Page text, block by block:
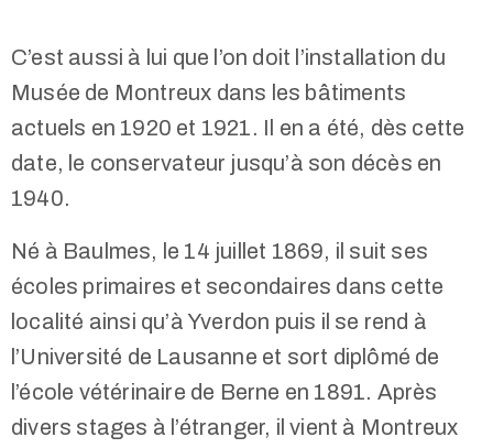
C’est aussi à lui que l’on doit l’installation du
Musée de Montreux dans les bâtiments
actuels en 1920 et 1921. Il en a été, dès cette
date, le conservateur jusqu’à son décès en
1940.
Né à Baulmes, le 14 juillet 1869, il suit ses
écoles primaires et secondaires dans cette
localité ainsi qu’à Yverdon puis il se rend à
l’Université de Lausanne et sort diplômé de
l’école vétérinaire de Berne en 1891. Après
divers stages à l’étranger, il vient à Montreux